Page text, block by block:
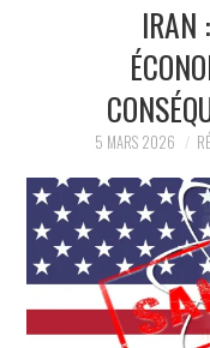
POLITIQUE
HISTOIRE
CULTURE
SPORT
IRAN
5 MARS 2026